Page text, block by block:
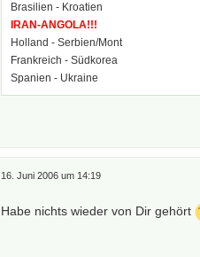
Brasilien - Kroatien
IRAN-ANGOLA!!!
Holland - Serbien/Mont
Frankreich - Südkorea
Spanien - Ukraine
16. Juni 2006 um 14:19
Habe nichts wieder von Dir gehört